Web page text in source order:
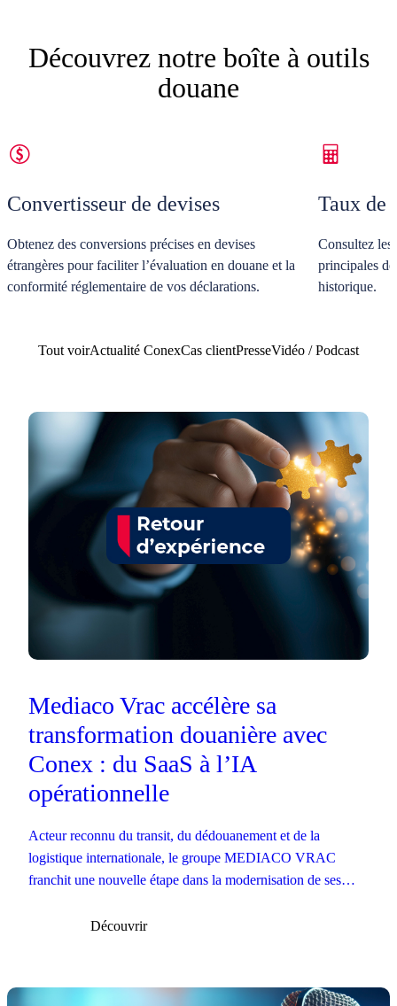
Découvrez notre boîte à outils
douane
Convertisseur de devises
Obtenez des conversions précises en devises
étrangères pour faciliter l’évaluation en douane et la
conformité réglementaire de vos déclarations.
Taux de
Consultez les
principales
historique.
Tout voirActualité ConexCas clientPresseVidéo / Podcast
Mediaco Vrac accélère sa
transformation douanière avec
Conex : du SaaS à l’IA
opérationnelle
Acteur reconnu du transit, du dédouanement et de la
logistique internationale, le groupe MEDIACO VRAC
franchit une nouvelle étape dans la modernisation de ses
Découvrir